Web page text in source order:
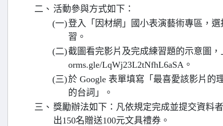
二、 活動參與方式如下：
(一)登入「因材網」國小表演藝術專區，
習。
(二)截圖看完影片及完成練習題的示意圖，
orms.gle/LqWj23L2tNfhL6aSA。
(三)於 Google 表單填寫「最喜愛該影片的
的台詞」。
三、 獎勵辦法如下：凡依規定完成並提交資料
出150名贈送100元文具禮券。